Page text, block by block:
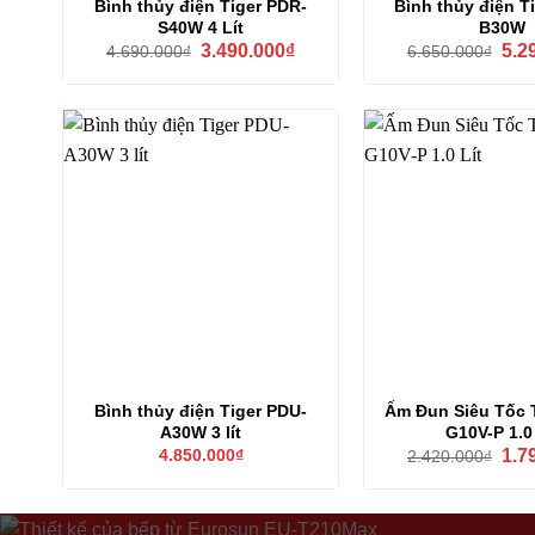
Bình thủy điện Tiger PDR-
S40W 4 Lít
4.690.000₫ Giá
3.490.000₫Giá
3.490.000₫.
Bình thủy điện
B30W
6.650.000₫ Giá
Bình thủy điện Tiger PDU-
A30W 3 lít
4.850.000₫
Ấm Đun Siêu Tốc
G10V-P
2.420.000₫ Giá